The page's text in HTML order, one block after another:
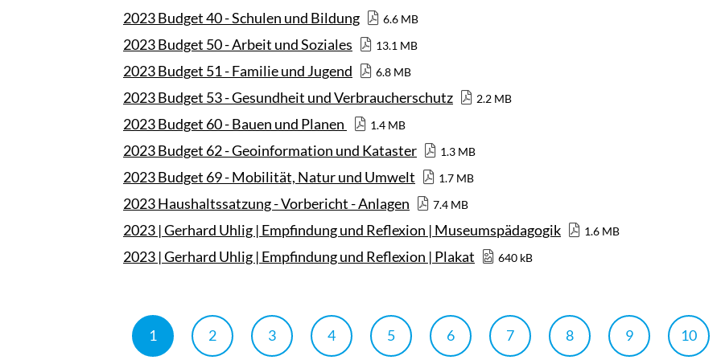
2023 Budget 40 - Schulen und Bildung 6.6 MB
2023 Budget 50 - Arbeit und Soziales 13.1 MB
2023 Budget 51 - Familie und Jugend 6.8 MB
2023 Budget 53 - Gesundheit und Verbraucherschutz 2.2 MB
2023 Budget 60 - Bauen und Planen 1.4 MB
2023 Budget 62 - Geoinformation und Kataster 1.3 MB
2023 Budget 69 - Mobilität, Natur und Umwelt 1.7 MB
2023 Haushaltssatzung - Vorbericht - Anlagen 7.4 MB
2023 | Gerhard Uhlig | Empfindung und Reflexion | Museumspädagogik 1.6 MB
2023 | Gerhard Uhlig | Empfindung und Reflexion | Plakat 640 kB
1 2 3 4 5 6 7 8 9 10